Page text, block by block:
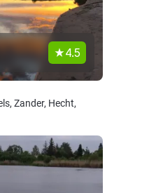
4.5
Zander, Hecht,